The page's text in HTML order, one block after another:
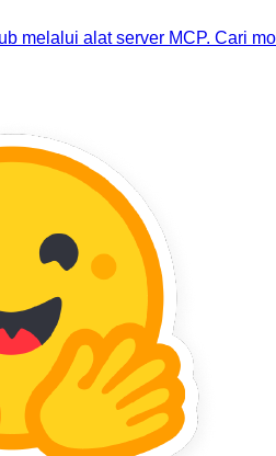
melalui alat server MCP. Cari